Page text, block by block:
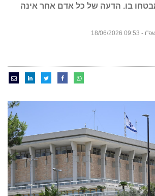
בו. הדעה של כל אדם אחר אינה
06/2026